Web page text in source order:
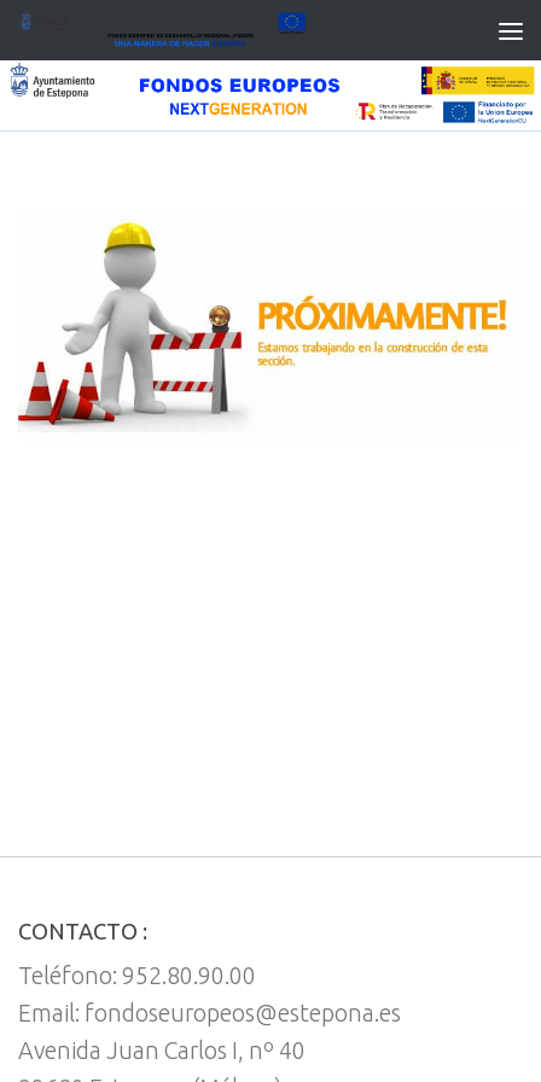
Saltar al contenido
CONTACTO :
Teléfono: 952.80.90.00
Email: fondoseuropeos@estepona.es
Avenida Juan Carlos I, nº 40